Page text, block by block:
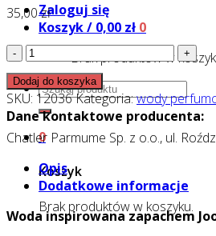
Zaloguj się
Koszyk / 0,00 zł 0
Brak produktów w
Szukaj:
0
Koszyk
Brak produktów w koszyku.
35,00zł
ilość
Chatler
-
DEEP!
RED
MEN
-
Woda
perfumowana
100
ml
Dodaj do koszyka
SKU: 12036Kategoria:wody
Dane kontaktowe producenta:
Chatler Parmume Sp. z o.o., ul.
Opis
Dodatkowe informacje
Woda inspirowana zapachem